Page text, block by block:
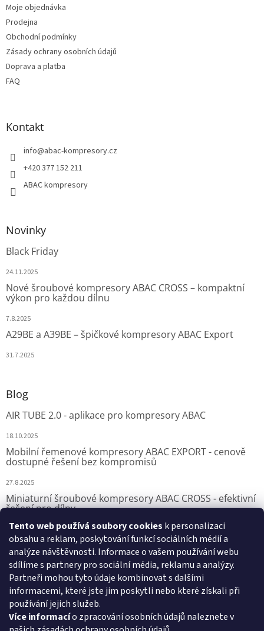
Tento web používá soubory cookies k personalizaci
obsahu a reklam, poskytování funkcí sociálních médií a
analýze návštěvnosti. Informace o vašem používání webu
sdílíme s partnery pro sociální média, reklamu a analýzy.
Partneři mohou tyto údaje kombinovat s dalšími
informacemi, které jste jim poskytli nebo které získali při
používání jejich služeb.
Více informacío zpracování osobních údajů naleznete v
Moje objednávka
Prodejna
Obchodní podmínky
Zásady ochrany osobních údajů
Doprava a platba
FAQ
Kontakt
info@abac-kompresory.cz
+420 377 152 211
ABAC kompresory
Novinky
Black Friday
24.11.2025
Nové šroubové kompresory ABAC CROSS – kompaktní
výkon pro každou dílnu
7.8.2025
A29BE a A39BE – špičkové kompresory ABAC Export
31.7.2025
Blog
AIR TUBE 2.0 - aplikace pro kompresory ABAC
18.10.2025
Mobilní řemenové kompresory ABAC EXPORT - cenově
dostupné řešení bez kompromisů
27.8.2025
Miniaturní šroubové kompresory ABAC CROSS - efektivní
řešení pro dílny
7.8.2025
Přijímáme online platby